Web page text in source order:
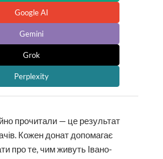
Google AI
Gemini
Grok
Perplexity
прочитали — це результат
Кожен донат допомагає
про те, чим живуть Івано-